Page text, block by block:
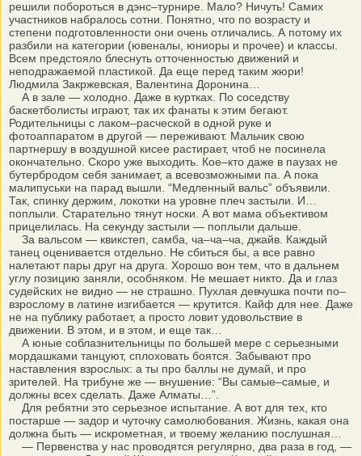
решили побороться в дэнс–турнире. Мало? Ничуть! Самих
участников набралось сотни. Понятно, что по возрасту и
степени подготовленности они очень отличались. А потому их
разбили на категории (ювеналы, юниоры и прочее) и классы.
Всем предстояло блеснуть отточенностью движений и
неподражаемой пластикой. Да еще перед таким жюри!
Людмила Закржевская, Валентина Доронина…
А в зале — холодно. Даже в куртках. По соседству
баскетболисты играют, так их фанаты к этим бегают.
Родительницы с лаком–расческой в одной руке и
фотоаппаратом в другой — переживают. Мальчик свою
партнершу в воздушной кисее растирает, чтоб не посинела
окончательно. Скоро уже выходить. Кое–кто даже в паузах не
бутербродом себя занимает, а всевозможными па. А пока
малипуськи на парад вышли. “Медленный вальс” объявили.
Так, спинку держим, локотки на уровне плеч застыли. И…
поплыли. Старательно тянут носки. А вот мама объективом
прицелилась. На секунду застыли — поплыли дальше.
За вальсом — квикстеп, самба, ча–ча–ча, джайв. Каждый
танец оценивается отдельно. Не сбиться бы, а все равно
налетают пары друг на друга. Хорошо вон тем, что в дальнем
углу позицию заняли, особняком. Не мешает никто. Да и глаз
судейских не видно — не страшно. Пухлая девчушка почти по–
взрослому в латине изгибается — крутится. Кайф для нее. Даже
не на публику работает, а просто ловит удовольствие в
движении. В этом, и в этом, и еще так…
А юные соблазнительницы по большей мере с серьезными
мордашками танцуют, сплоховать боятся. Забывают про
наставления взрослых: а ты про баллы не думай, и про
зрителей. На трибуне же — внушение: “Вы самые–самые, и
должны всех сделать. Даже Алматы…”.
Для ребятни это серьезное испытание. А вот для тех, кто
постарше — задор и чуточку самолюбования. Жизнь, какая она
должна быть — искрометная, и твоему желанию послушная…
— Первенства у нас проводятся регулярно, два раза в год, —